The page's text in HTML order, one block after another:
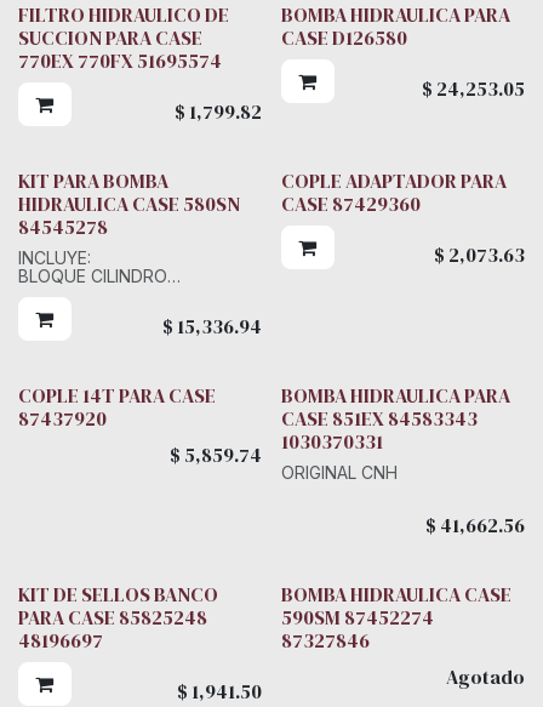
FILTRO HIDRAULICO DE
SUCCION PARA CASE
770EX 770FX 51695574
$ 1,799.82
BOMBA HIDRAULICA PARA
CASE D126580
$ 24,253.05
KIT PARA BOMBA
HIDRAULICA CASE 580SN
84545278
INCLUYE:
BLOQUE CILINDRO
PLATO RETENEDOR
PLATO VALVULA
$ 15,336.94
COPLE ADAPTADOR PARA
CASE 87429360
$ 2,073.63
COPLE 14T PARA CASE
87437920
$ 5,859.74
BOMBA HIDRAULICA PARA
CASE 851EX 84583343
1030370331
ORIGINAL CNH
$ 41,662.56
KIT DE SELLOS BANCO
PARA CASE 85825248
48196697
$ 1,941.50
BOMBA HIDRAULICA CASE
590SM 87452274
87327846
Agotado